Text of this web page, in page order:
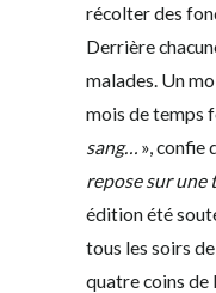
récolter des
Derrière
malades. Un
mois de temps
sang… », confie
repose sur une
édition été
tous les soirs
quatre coins de